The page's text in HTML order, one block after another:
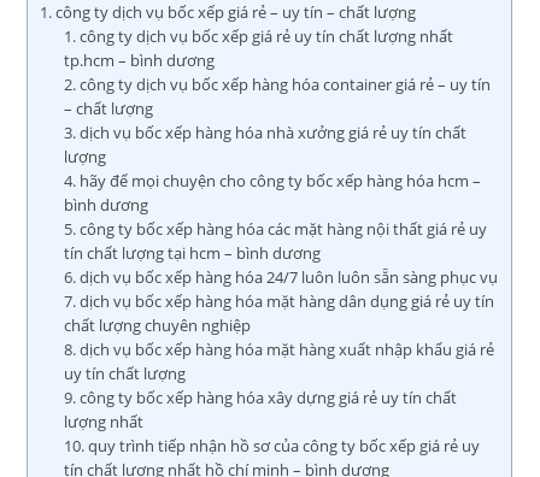
công ty dịch vụ bốc xếp giá rẻ – uy tín – chất lượng
công ty dịch vụ bốc xếp giá rẻ uy tín chất lượng nhất
tp.hcm – bình dương
công ty dịch vụ bốc xếp hàng hóa container giá rẻ – uy tín
– chất lượng
dịch vụ bốc xếp hàng hóa nhà xưởng giá rẻ uy tín chất
lượng
hãy để mọi chuyện cho công ty bốc xếp hàng hóa hcm –
bình dương
công ty bốc xếp hàng hóa các mặt hàng nội thất giá rẻ uy
tín chất lượng tại hcm – bình dương
dịch vụ bốc xếp hàng hóa 24/7 luôn luôn sẵn sàng phục vụ
dịch vụ bốc xếp hàng hóa mặt hàng dân dụng giá rẻ uy tín
chất lượng chuyên nghiệp
dịch vụ bốc xếp hàng hóa mặt hàng xuất nhập khẩu giá rẻ
uy tín chất lượng
công ty bốc xếp hàng hóa xây dựng giá rẻ uy tín chất
lượng nhất
quy trình tiếp nhận hồ sơ của công ty bốc xếp giá rẻ uy
tín chất lượng nhất hồ chí minh – bình dương